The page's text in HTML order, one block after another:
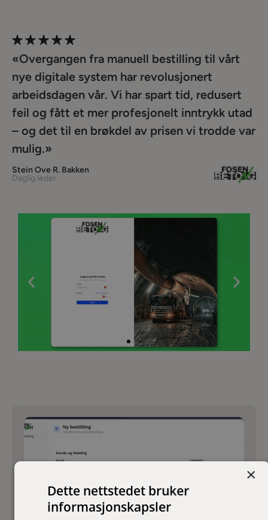
«Overgangen fra manuell bestilling til vårt
nye digitale system har revolusjonert
arbeidsdagen vår. Vi har spart tid, redusert
feil og fått et mer profesjonelt inntrykk utad
– og det til en brøkdel av prisen vi trodde var
mulig.»
Stein Ove R. Bakken
Daglig leder
×
Dette nettstedet bruker
informasjonskapsler